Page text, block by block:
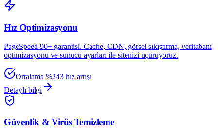
Hız Optimizasyonu
PageSpeed 90+ garantisi. Cache, CDN, görsel sıkıştırma, veritabanı
optimizasyonu ve sunucu ayarları ile sitenizi uçuruyoruz.
Ortalama %243 hız artışı
Detaylı bilgi
Güvenlik & Virüs Temizleme